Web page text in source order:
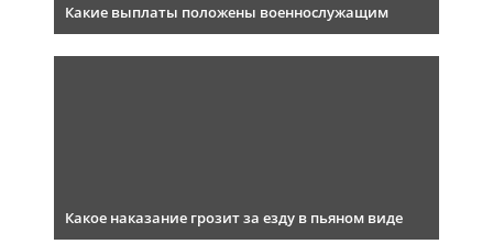
Какие выплаты положены военнослужащим
Какое наказание грозит за езду в пьяном виде